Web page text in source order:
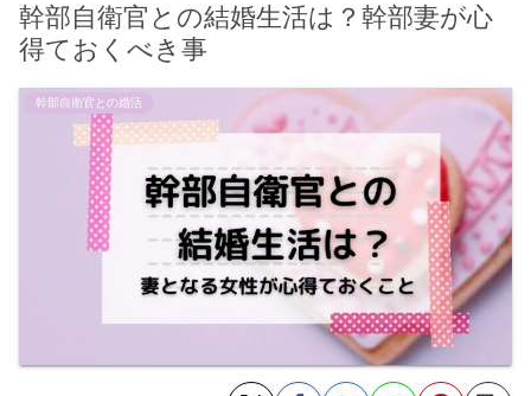
幹部自衛官との結婚生活は？幹部妻が心
得ておくべき事
幹部自衛官との婚活